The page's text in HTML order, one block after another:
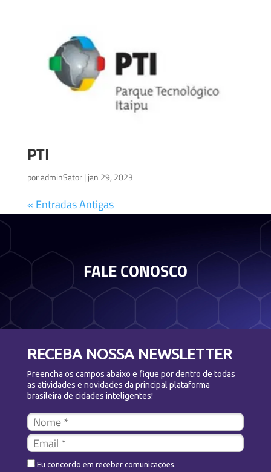
PTI
poradminSator| jan 29, 2023
« Entradas Antigas
FALE CONOSCO
RECEBA NOSSA NEWSLETTER
Preencha os campos abaixo e fique por dentro de todas
as atividades e novidades da principal plataforma
brasileira de cidades inteligentes!
Eu concordo em receber comunicações.